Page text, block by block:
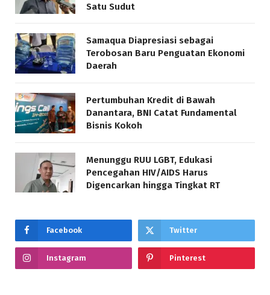
Satu Sudut
Samaqua Diapresiasi sebagai
Terobosan Baru Penguatan Ekonomi
Daerah
Pertumbuhan Kredit di Bawah
Danantara, BNI Catat Fundamental
Bisnis Kokoh
Menunggu RUU LGBT, Edukasi
Pencegahan HIV/AIDS Harus
Digencarkan hingga Tingkat RT
Facebook Twitter
Instagram Pinterest